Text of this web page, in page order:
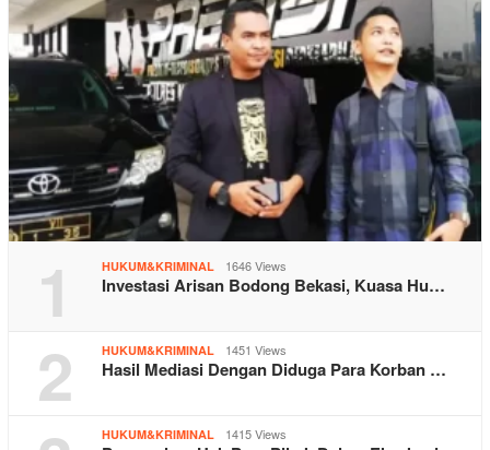
1 HUKUM&KRIMINAL 1646 Views
Investasi Arisan Bodong Bekasi, Kuasa Hu…
2 HUKUM&KRIMINAL 1451 Views
Hasil Mediasi Dengan Diduga Para Korban …
HUKUM&KRIMINAL 1415 Views